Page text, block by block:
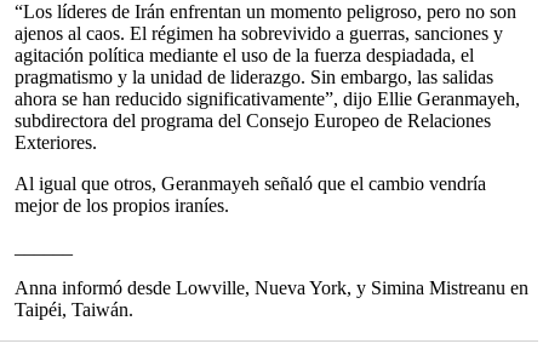
“Los líderes de Irán enfrentan un momento peligroso, pero no son
ajenos al caos. El régimen ha sobrevivido a guerras, sanciones y
agitación política mediante el uso de la fuerza despiadada, el
pragmatismo y la unidad de liderazgo. Sin embargo, las salidas
ahora se han reducido significativamente”, dijo Ellie Geranmayeh,
subdirectora del programa del Consejo Europeo de Relaciones
Exteriores.
Al igual que otros, Geranmayeh señaló que el cambio vendría
mejor de los propios iraníes.
Anna informó desde Lowville, Nueva York, y Simina Mistreanu en
Taipéi, Taiwán.